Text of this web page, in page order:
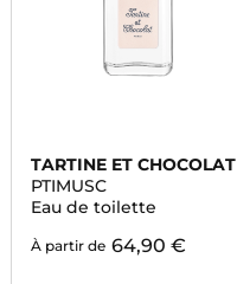
TARTINE ET CHOCOLAT
PTIMUSC
Eau de toilette
À partir de 64,90 €